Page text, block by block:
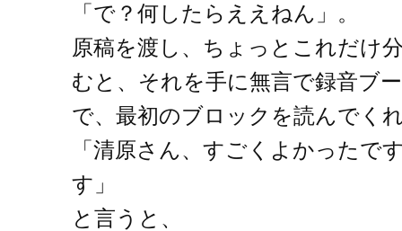
「で？何したらええねん」。
原稿を渡し、ちょっとこれだけ
むと、それを手に無言で録音ブ
で、最初のブロックを読んでく
「清原さん、すごくよかったで
す」
と言うと、